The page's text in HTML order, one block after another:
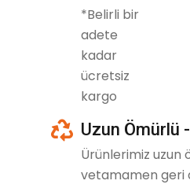
*Belirli bir
adete
kadar
ücretsiz
kargo
icon
Uzun Ömürlü
Ürünlerimiz uzun
vetamamen geri